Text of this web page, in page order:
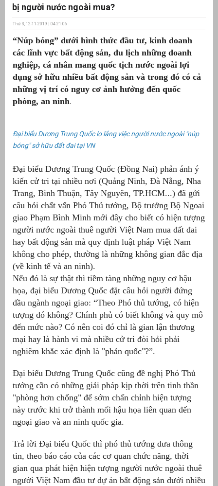
bị người nước ngoài mua?
Thứ 3, 12-11-2019 | 04:21:06
“Núp bóng” dưới hình thức đầu tư, kinh doanh
các lĩnh vực bất động sản, du lịch những doanh
nghiệp, cá nhân mang quốc tịch nước ngoài lợi
dụng sở hữu nhiều bất động sản và trong đó có cả
những vị trí có nguy cơ ảnh hưởng đến quốc
phòng, an ninh.
Đại biểu Dương Trung Quốc lo lắng việc người nước ngoài "núp
bóng" sở hữu đất đai tại VN
Đại biểu Dương Trung Quốc (Đồng Nai) phản ánh ý
kiến cử tri tại nhiều nơi (Quảng Ninh, Đà Nẵng, Nha
Trang, Bình Thuận, Tây Nguyên, TP.HCM...) đã gửi
câu hỏi chất vấn Phó Thủ tướng, Bộ trưởng Bộ Ngoai
giao Phạm Bình Minh mới đây cho biết có hiện tượng
người nước ngoài thuê người Việt Nam mua đất đai
hay bất động sản mà quy định luật pháp Việt Nam
không cho phép, thường là những không gian đắc địa
(về kinh tế và an ninh).
Nếu đó là sự thật thì tiềm tàng những nguy cơ hậu
họa, đại biểu Dương Quốc đặt câu hỏi người đứng
đầu ngành ngoại giao: “Theo Phó thủ tướng, có hiện
tượng đó không? Chính phủ có biết không và quy mô
đến mức nào? Có nên coi đó chỉ là gian lận thương
mại hay là hành vi mà nhiều cử tri đòi hỏi phải
nghiêm khắc xác định là "phản quốc"?”.
Đại biểu Dương Trung Quốc cũng đề nghị Phó Thủ
tướng cần có những giải pháp kịp thời trên tinh thần
"phòng hơn chống" để sớm chấn chỉnh hiện tượng
này trước khi trở thành mối hậu họa liên quan đến
ngoại giao và an ninh quốc gia.
Trả lời Đại biểu Quốc thì phó thủ tướng đưa thông
tin, theo báo cáo của các cơ quan chức năng, thời
gian qua phát hiện hiện tượng người nước ngoài thuê
người Việt Nam đầu tư dự án bất động sản dưới nhiều